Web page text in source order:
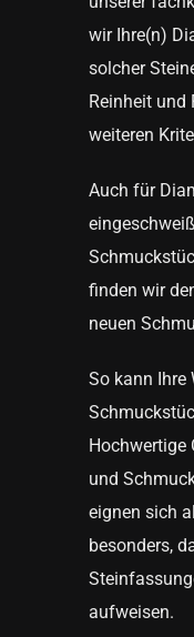
wir Ihre(n)
solcher
Reinheit und
weiteren
Auch für
finden wir
neuen
So kann Ihre
Hochwertige
und
eignen sich
besonders,
aufweisen.